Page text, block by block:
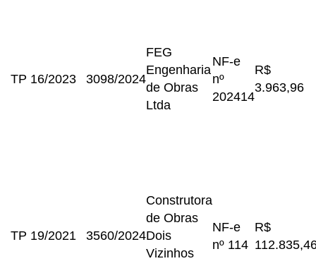
TP 16/2023 3098/2024
FEG
Engenharia
de Obras
Ltda
NF-e
nº
202414
R$
3.963,96
TP 19/2021 3560/2024
Construtora
de Obras
Dois
Vizinhos
NF-e
nº 114
R$